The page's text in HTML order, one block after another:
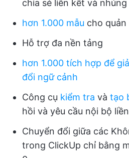
chia sẻ liên kết và nhúng
hơn 1.000 mẫu cho quản
Hỗ trợ đa nền tảng
hơn 1.000 tích hợp để
đổi ngữ cảnh
Công cụ kiểm tra và tạo
hồi và yêu cầu nội bộ
Chuyển đổi giữa các
trong ClickUp chỉ bằng